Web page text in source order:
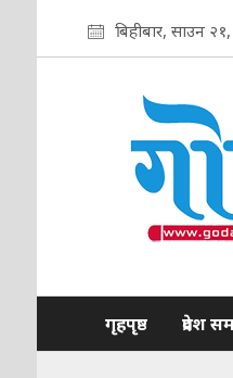
बिहीबार, साउन
गृहपृष्ठ प्रदेश